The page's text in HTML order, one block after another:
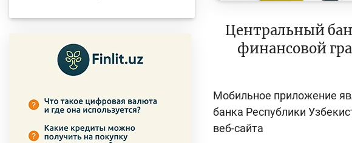
Центральный
финансовой
Мобильное приложение
банка Республики
веб-сайта